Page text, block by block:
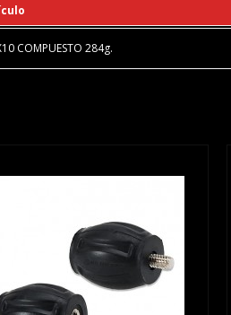
COMPUESTO 284g.